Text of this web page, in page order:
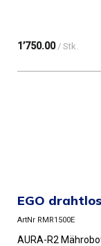
1’750.00 / Stk.
EGO
ArtNr RMR1500E
AURA-R2